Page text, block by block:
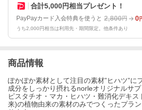
合計5,000円相当プレゼント！
PayPayカード入会特典を使うと 2,800円 0
うち2,000円相当は利用先・期間限定。他条件あり
商品情報
ぽかぽか素材として注目の素材”ヒハツ”に
成分をしっかり摂れるnorleオリジナルサプ
ピスタチオ・マカ・ヒハツ・難消化デキ
来)の植物由来の素材のみでつくったプラ